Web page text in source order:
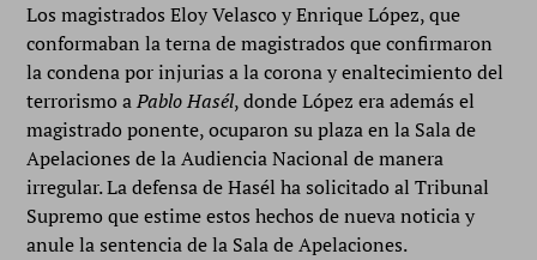
Los magistrados Eloy Velasco y Enrique López, que
conformaban la terna de magistrados que confirmaron
la condena por injurias a la corona y enaltecimiento del
terrorismo aPablo Hasél, donde López era además el
magistrado ponente, ocuparon su plaza en la Sala de
Apelaciones de la Audiencia Nacional de manera
irregular. La defensa de Hasél ha solicitado al Tribunal
Supremo que estime estos hechos de nueva noticia y
anule la sentencia de la Sala de Apelaciones.